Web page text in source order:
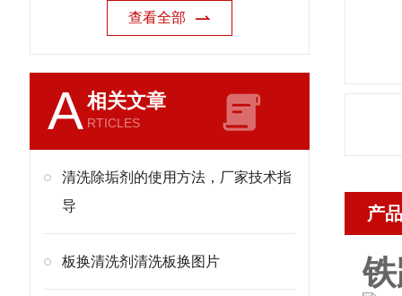
查看全部
A相关文章
RTICLES
清洗除垢剂的使用方法，厂家技术指
导
板换清洗剂清洗板换图片
产